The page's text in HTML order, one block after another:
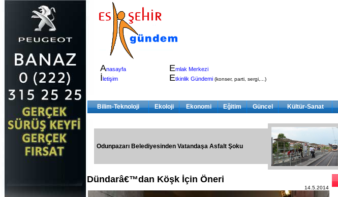
Anasayfa
İletişim
Emlak Merkezi
Etkinlik Gündemi (konser, parti, sergi,...)
Bilim-Teknoloji Ekoloji Ekonomi Eğitim Güncel Kültür-Sanat
Odunpazarı Belediyesinden Vatandaşa Asfalt Şoku
Dündarâ€™dan Köşk İçin Öneri
14.5.2014